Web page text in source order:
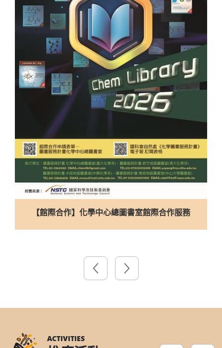
合理使用電子館藏資源宣導影片
ACTIVITIES